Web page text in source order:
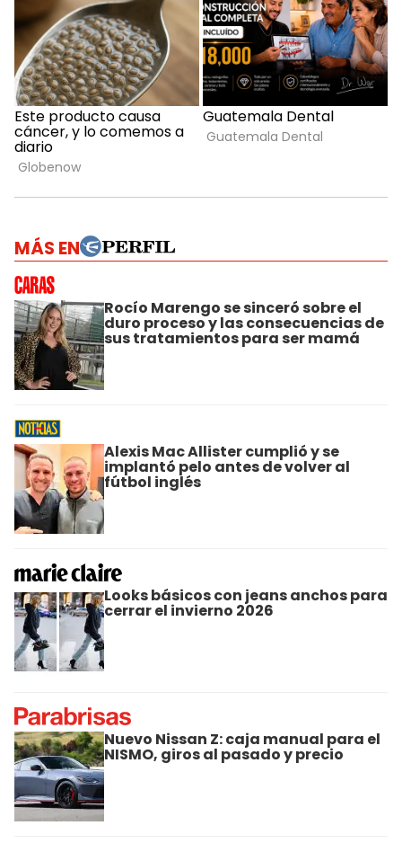
MÁS EN
Rocío Marengo se sinceró sobre el
duro proceso y las consecuencias de
sus tratamientos para ser mamá
Alexis Mac Allister cumplió y se
implantó pelo antes de volver al
fútbol inglés
Looks básicos con jeans anchos para
cerrar el invierno 2026
Nuevo Nissan Z: caja manual para el
NISMO, giros al pasado y precio